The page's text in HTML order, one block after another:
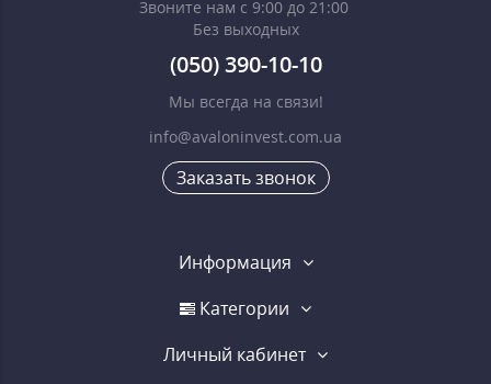
Звоните нам с 9:00 до 21:00
Без выходных
(050) 390-10-10
Мы всегда на связи!
info@avaloninvest.com.ua
Заказать звонок
Информация
Категории
Личный кабинет